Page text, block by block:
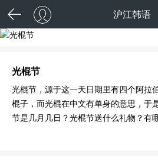
沪江韩语
光棍节
光棍节
光棍节，源于这一天日期里有四个阿拉
棍子，而光棍在中文有单身的意思，于
节是几月几日？光棍节送什么礼物？有